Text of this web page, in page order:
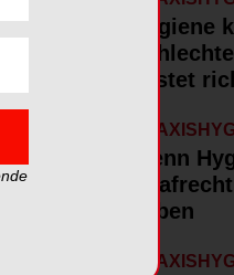
Hygiene
kostet
Wenn
haben